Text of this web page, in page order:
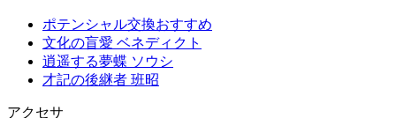
ポテンシャル交換おすすめ
文化の盲愛 ベネディクト
逍遥する夢蝶 ソウシ
才記の後継者 班昭
アクセサ